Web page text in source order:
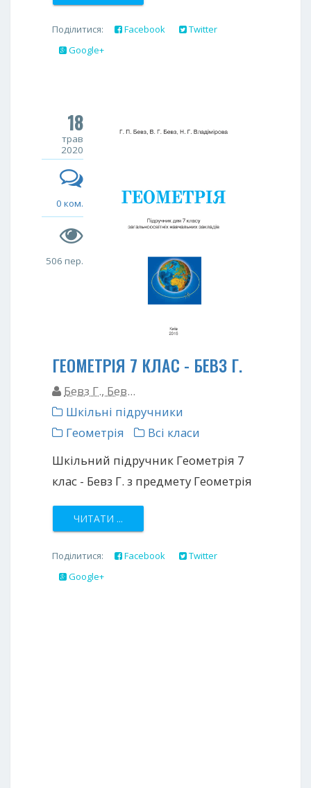
Поділитися: Facebook
Twitter
Google+
18
трав
2020
0 ком.
506 пер.
ГЕОМЕТРІЯ 7 КЛАС - БЕВЗ Г.
Бевз Г., Бев...
Шкільні підручники
Геометрія
Всі класи
Шкільний підручник Геометрія 7
клас - Бевз Г. з предмету Геометрія
ЧИТАТИ ...
Поділитися: Facebook
Twitter
Google+